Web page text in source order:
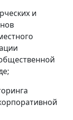
и